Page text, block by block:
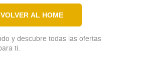
VOLVER AL HOME
y descubre todas las ofertas
ti.